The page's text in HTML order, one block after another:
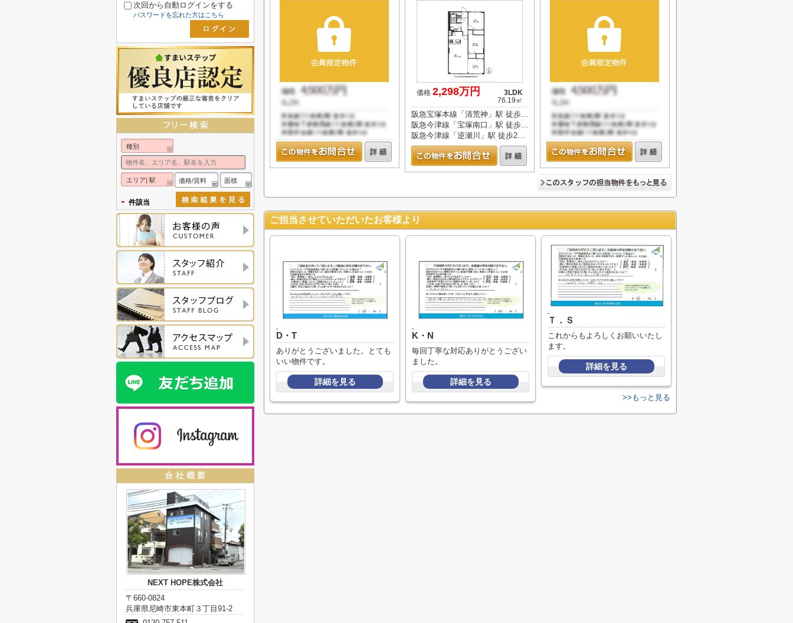
価格 2,298万円
3LDK
76.19㎡
阪急宝塚本線「清荒神」駅 徒歩11分
阪急今津線「宝塚南口」駅 徒歩13分
阪急今津線「逆瀬川」駅 徒歩23分
ご担当させていただいたお客様より
-
D・T
ありがとうございました。とても
いい物件です。
詳細を見る
-
K・N
毎回丁寧な対応ありがとうござい
ました。
詳細を見る
-
Ｔ．Ｓ
これからもよろしくお願いいたし
ます。
詳細を見る
>>もっと見る
次回から自動ログインをする
パスワードを忘れた方はこちら
種別
エリア| 駅 価格/賃料 面積
- 件該当
NEXT HOPE株式会社
〒660-0824
兵庫県尼崎市東本町３丁目91-2